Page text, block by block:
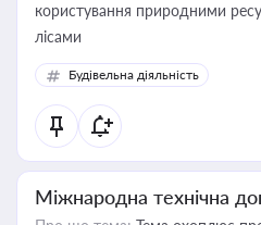
користування природними
лісами
Будівельна діяльність
Міжнародна технічна